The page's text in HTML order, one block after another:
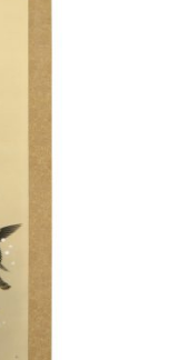
SCENA
らりい秋華洞